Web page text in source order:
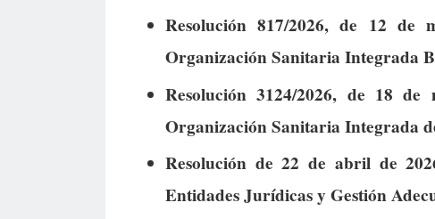
Resolución 817/2026, de 12
Organización Sanitaria Integrada
Resolución 3124/2026, de 18
Organización Sanitaria Integrada
Resolución de 22 de abril de
Entidades Jurídicas y Gestión